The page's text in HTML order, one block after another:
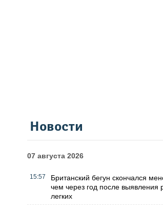
Новости
07 августа 2026
15:57
Британский бегун скончался
чем через год после выявления
легких